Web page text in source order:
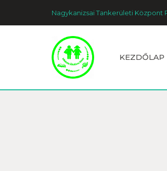
Nagykanizsai Tankerületi Központ
KEZDŐLAP